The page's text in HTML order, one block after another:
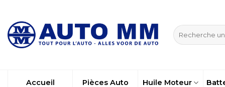
contenu
Recherche
pour :
Accueil Pièces Auto Huile Moteur